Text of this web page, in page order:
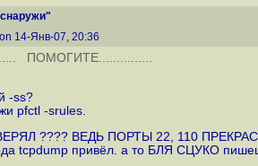
on 14-Янв-07, 20:36
ПОМОГИТЕ...............
-ss?
pfctl -srules.
???? ВЕДЬ ПОРТЫ 22, 110
tcpdump привёл. а то БЛЯ СЦУКО